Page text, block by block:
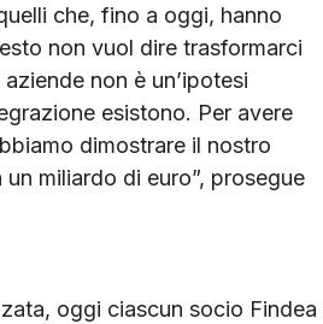
che, fino a oggi, hanno
non vuol dire trasformarci
non è un’ipotesi
esistono. Per avere
dimostrare il nostro
miliardo di euro”, prosegue
oggi ciascun socio Findea